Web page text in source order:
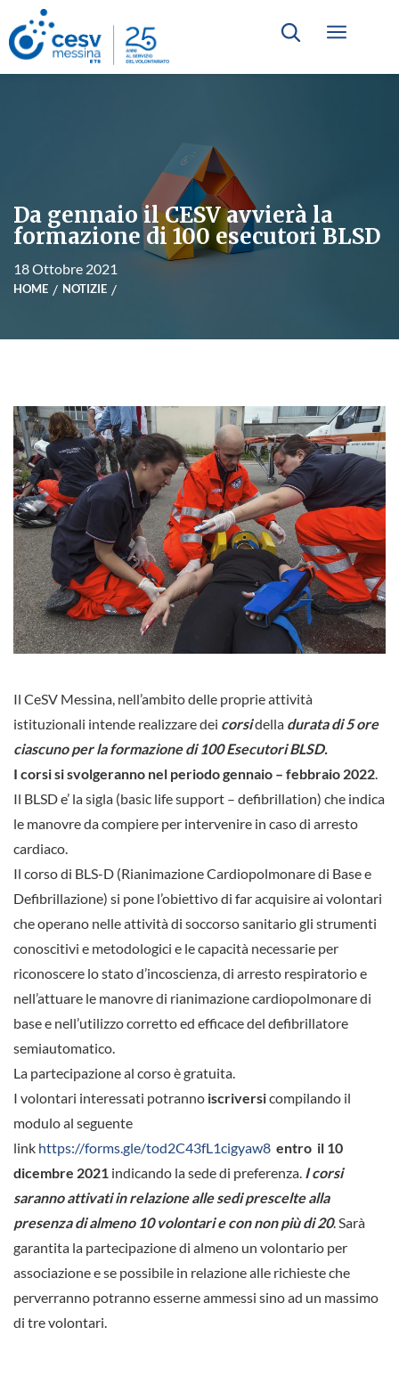
Da gennaio il CESV avvierà la
formazione di 100 esecutori BLSD
18 Ottobre 2021
HOME NOTIZIE
Il CeSV Messina, nell’ambito delle proprie attività
istituzionali intende realizzare dei corsidella durata di 5 ore
ciascuno per la formazione di 100 Esecutori BLSD.
I corsi si svolgeranno nel periodo gennaio – febbraio 2022.
Il BLSD e’ la sigla (basic life support – defibrillation) che indica
le manovre da compiere per intervenire in caso di arresto
cardiaco.
Il corso di BLS-D (Rianimazione Cardiopolmonare di Base e
Defibrillazione) si pone l’obiettivo di far acquisire ai volontari
che operano nelle attività di soccorso sanitario gli strumenti
conoscitivi e metodologici e le capacità necessarie per
riconoscere lo stato d’incoscienza, di arresto respiratorio e
nell’attuare le manovre di rianimazione cardiopolmonare di
base e nell’utilizzo corretto ed efficace del defibrillatore
semiautomatico.
La partecipazione al corso è gratuita.
I volontari interessati potranno iscriversicompilando il
modulo al seguente
link https://forms.gle/tod2C43fL1cigyaw8 entro il 10
dicembre 2021 indicando la sede di preferenza. I corsi
saranno attivati in relazione alle sedi prescelte alla
presenza di almeno 10 volontari e con non più di 20. Sarà
garantita la partecipazione di almeno un volontario per
associazione e se possibile in relazione alle richieste che
perverranno potranno esserne ammessi sino ad un massimo
di tre volontari.